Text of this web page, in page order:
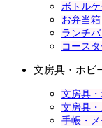
ボトル
お弁当箱
ランチ
コースタ
文房具・ホビ
文房具
文房具
手帳・